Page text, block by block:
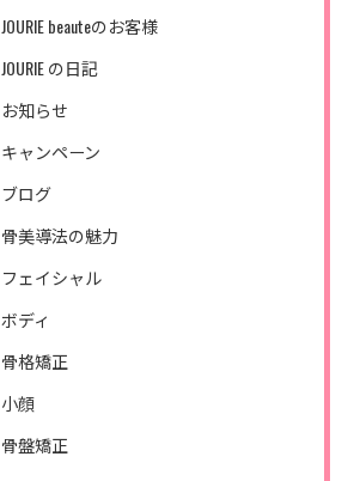
JOURIE beauteのお客様
JOURIE の日記
お知らせ
キャンペーン
ブログ
骨美導法の魅力
フェイシャル
ボディ
骨格矯正
小顔
骨盤矯正